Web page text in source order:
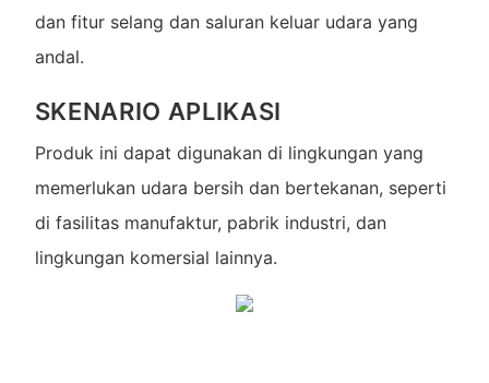
dan fitur selang dan saluran keluar udara yang
andal.
SKENARIO APLIKASI
Produk ini dapat digunakan di lingkungan yang
memerlukan udara bersih dan bertekanan, seperti
di fasilitas manufaktur, pabrik industri, dan
lingkungan komersial lainnya.